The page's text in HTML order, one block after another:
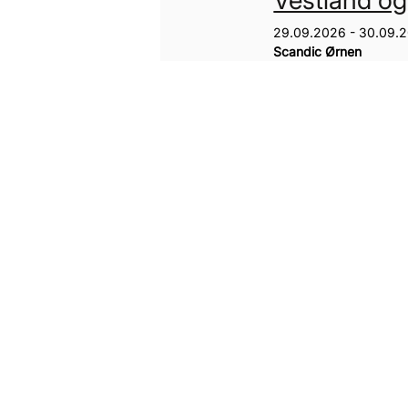
29.09.2026 -
Scandic Ørnen